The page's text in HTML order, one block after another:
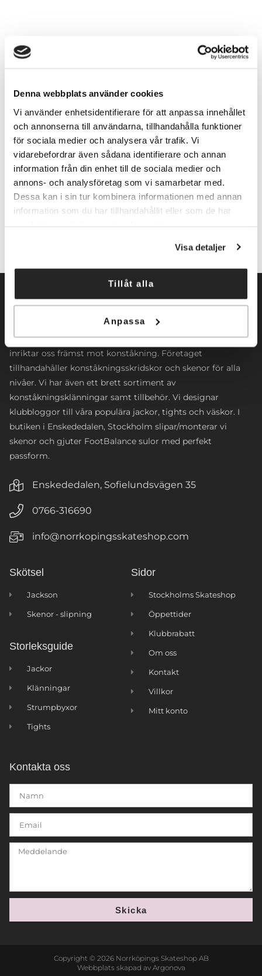
Denna webbplats använder cookies
Vi använder enhetsidentifierare för att anpassa innehållet
och annonserna till användarna, tillhandahålla funktioner
för sociala medier och analysera vår trafik. Vi
vidarebefordrar även sådana identifierare och annan
information från din enhet till de sociala medier och
annons- och analysföretag som vi samarbetar med.
Dessa kan i sin tur kombinera informationen med annan
information som du har tillhandahållit eller som de har
Visa detaljer
Tillåt alla
Anpassa
Storlekar (dräkter)
Lägg till i varukorg
Norrköpings Skateshop startade sin verksamhet 2009. Vi
inriktar oss främst mot konståkning. Företaget
tillhandahåller konståkningsskridskor och skenor för alla
nivåer. Vi har även ett brett sortiment av
konståkningsklänningar samt tillbehör. Vi designar
klubbloggor till våra populära jackor, tights och väskor. I
butiken i Enskededalen, Stockholm slipar/monterar vi
skenor och gjuter FootBalance sulor med perfekt
passform.
Enskededalen, Sofielundsvägen 35
0766-316690
info@norrkopingsskateshop.com
Skötsel
Jackson
Skenor - slipning
Storleksguide
Jackor
Klänningar
Strumpbyxor
Tights
Sidor
Stockholms Skateshop
Öppettider
Klubbrabatt
Om oss
Kontakt
Villkor
Mitt konto
Kontakta oss
Skicka
Copyright © 2026 Norrköpings Skateshop AB
Webbplats skapad av Argonova